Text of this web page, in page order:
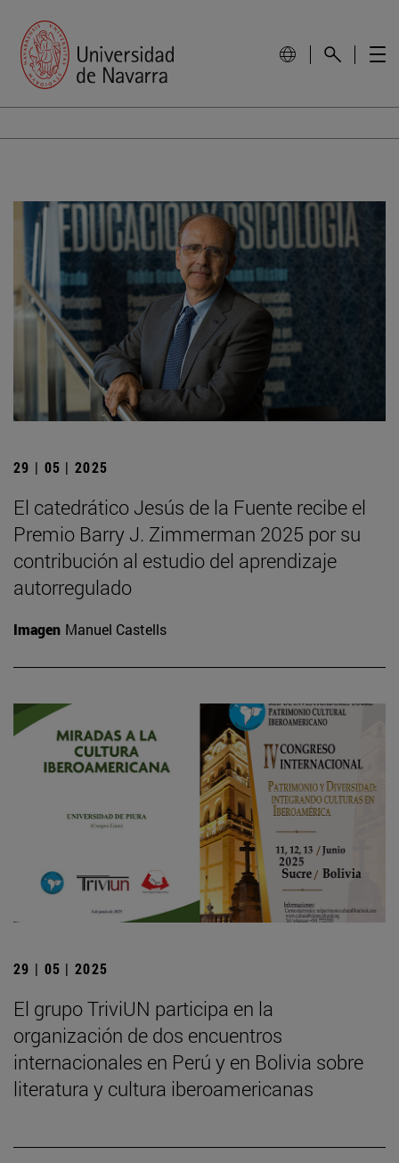
29 | 05 | 2025
El catedrático Jesús de la Fuente recibe el
Premio Barry J. Zimmerman 2025 por su
contribución al estudio del aprendizaje
autorregulado
Imagen Manuel Castells
29 | 05 | 2025
El grupo TriviUN participa en la
organización de dos encuentros
internacionales en Perú y en Bolivia sobre
literatura y cultura iberoamericanas